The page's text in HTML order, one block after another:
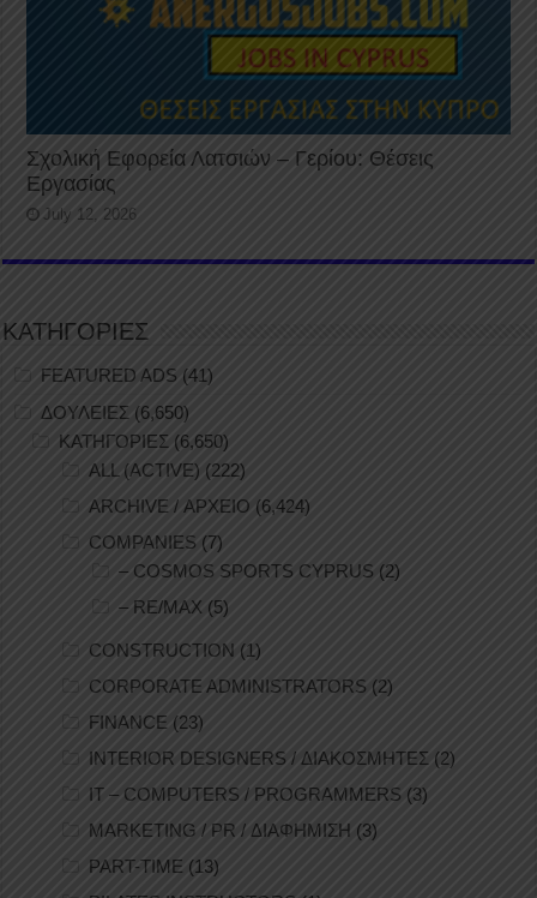
Σχολική Εφορεία Λατσιών – Γερίου: Θέσεις
Εργασίας
July 12, 2026
ΚΑΤΗΓΟΡΙΕΣ
FEATURED ADS (41)
ΔΟΥΛΕΙΕΣ (6,650)
ΚΑΤΗΓΟΡΙΕΣ (6,650)
ALL (ACTIVE) (222)
ARCHIVE / ΑΡΧΕΙΟ (6,424)
COMPANIES (7)
– COSMOS SPORTS CYPRUS (2)
– RE/MAX (5)
CONSTRUCTION (1)
CORPORATE ADMINISTRATORS (2)
FINANCE (23)
INTERIOR DESIGNERS / ΔΙΑΚΟΣΜΗΤΕΣ (2)
IT – COMPUTERS / PROGRAMMERS (3)
MARKETING / PR / ΔΙΑΦΗΜΙΣΗ (3)
PART-TIME (13)